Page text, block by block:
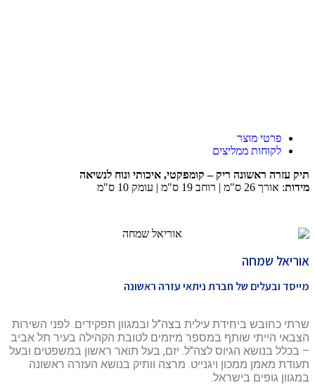
פרטי מוצר
לקוחות ממליצים
תיק עזרה ראשונה ריק – קומפקטי, איכותי ונוח לנשיאה
מידות: אורך 26 ס"מ | רוחב 19 ס"מ | עומק 10 ס"מ
אוריאל שמחה
מייסד ובעלים של חברת ניתאי עזרה ראשונה
שרתי כחובש ביחידת עילית בצה"ל ובמגוון תפקידים. לפני השירות
הצבאי הייתי שותף במספר מיזמים לטובת הקהילה בעיר תל אביב
– בכלל בנושא הגיוס לצה"ל. יזם, בעל תואר ראשון במשפטים ובעל
תעודת מאמן ממכון ויגנייט. מרצה וותיק בנושא העזרה ראשונה
במגוון גופים בישראל.